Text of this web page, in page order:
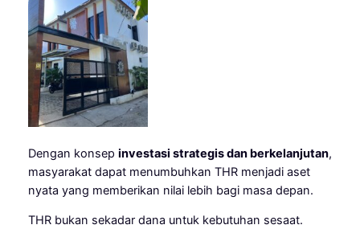
Dengan konsep investasi strategis dan berkelanjutan,
masyarakat dapat menumbuhkan THR menjadi aset
nyata yang memberikan nilai lebih bagi masa depan.
THR bukan sekadar dana untuk kebutuhan sesaat.